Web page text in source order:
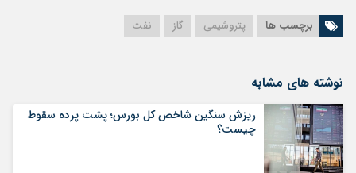
برچسب ها پتروشیمی گاز نفت
نوشته های مشابه
ریزش سنگین شاخص کل بورس؛ پشت پرده سقوط
چیست؟